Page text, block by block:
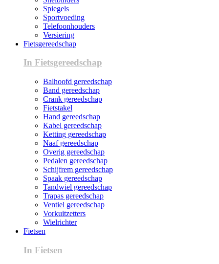
Spiegels
Sportvoeding
Telefoonhouders
Versiering
Fietsgereedschap
In Fietsgereedschap
Balhoofd gereedschap
Band gereedschap
Crank gereedschap
Fietstakel
Hand gereedschap
Kabel gereedschap
Ketting gereedschap
Naaf gereedschap
Overig gereedschap
Pedalen gereedschap
Schijfrem gereedschap
Spaak gereedschap
Tandwiel gereedschap
Trapas gereedschap
Ventiel gereedschap
Vorkuitzetters
Wielrichter
Fietsen
In Fietsen